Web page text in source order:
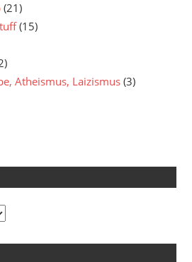
(21)
(15)
Atheismus, Laizismus (3)